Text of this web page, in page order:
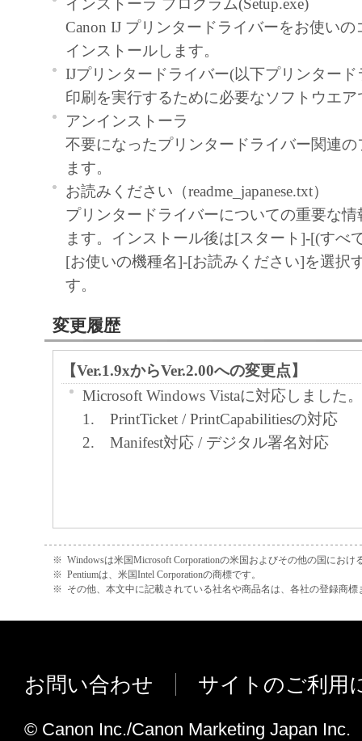
インストーラ プログラム(Setup.exe)
Canon IJ プリンタードライバーをお使い
インストールします。
IJプリンタードライバー(以下プリンター
印刷を実行するために必要なソフトウエア
アンインストーラ
不要になったプリンタードライバー関連
ます。
お読みください（readme_japanese.txt）
プリンタードライバーについての重要な
ます。インストール後は[スタート]-[(すべ
[お使いの機種名]-[お読みください]を選択
す。
変更履歴
【Ver.1.9xからVer.2.00への変更点】
Microsoft Windows Vistaに対応しました。
1. PrintTicket / PrintCapabilitiesの対応
2. Manifest対応 / デジタル署名対応
※ Windowsは米国Microsoft Corporationの米国およびその他の国におけ
※ Pentiumは、米国Intel Corporationの商標です。
※ その他、本文中に記載されている社名や商品名は、各社の登録商標
お問い合わせ サイトのご利用
© Canon Inc./Canon Marketing Japan Inc.